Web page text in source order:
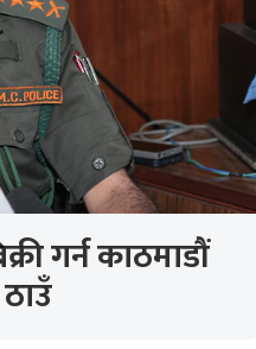
गर्न काठमाडौं